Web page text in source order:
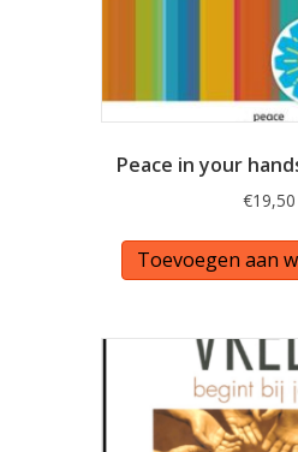
Peace in your
€19,50
Toevoegen aan